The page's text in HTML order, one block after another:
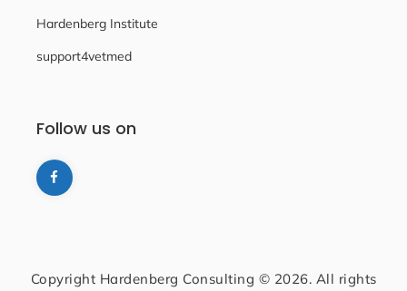
Hardenberg Institute
support4vetmed
Follow us on
Copyright Hardenberg Consulting © 2026. All rights